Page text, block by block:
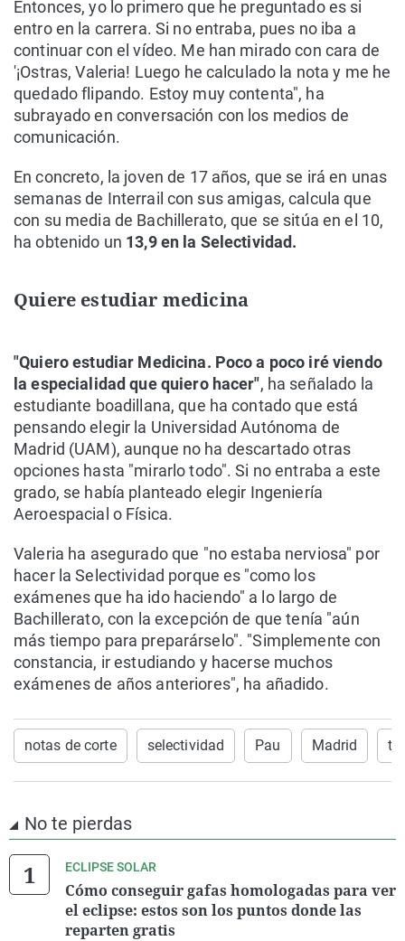
Entonces, yo lo primero que he preguntado es si
entro en la carrera. Si no entraba, pues no iba a
continuar con el vídeo. Me han mirado con cara de
'¡Ostras, Valeria! Luego he calculado la nota y me he
quedado flipando. Estoy muy contenta", ha
subrayado en conversación con los medios de
comunicación.
En concreto, la joven de 17 años, que se irá en unas
semanas de Interrail con sus amigas, calcula que
con su media de Bachillerato, que se sitúa en el 10,
ha obtenido un 13,9 en la Selectividad.
Quiere estudiar medicina
"Quiero estudiar Medicina. Poco a poco iré viendo
la especialidad que quiero hacer", ha señalado la
estudiante boadillana, que ha contado que está
pensando elegir la Universidad Autónoma de
Madrid (UAM), aunque no ha descartado otras
opciones hasta "mirarlo todo". Si no entraba a este
grado, se había planteado elegir Ingeniería
Aeroespacial o Física.
Valeria ha asegurado que "no estaba nerviosa" por
hacer la Selectividad porque es "como los
exámenes que ha ido haciendo" a lo largo de
Bachillerato, con la excepción de que tenía "aún
más tiempo para preparárselo". "Simplemente con
constancia, ir estudiando y hacerse muchos
exámenes de años anteriores", ha añadido.
notas de corte selectividad Pau Madrid
No te pierdas
ECLIPSE SOLAR
Cómo conseguir gafas homologadas para ver
el eclipse: estos son los puntos donde las
reparten gratis